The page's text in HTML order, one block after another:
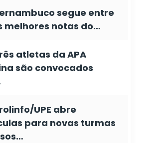
segue entre
melhores notas do…
atletas da APA
são convocados
UPE abre
para novas turmas